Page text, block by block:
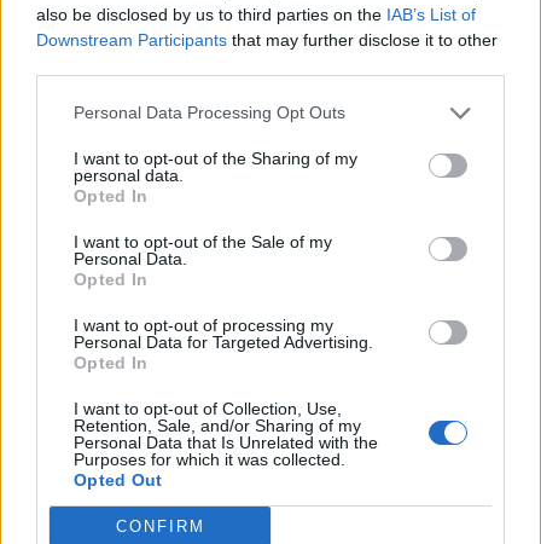
also be disclosed by us to third parties on the IAB’s List of
Downstream Participants that may further disclose it to other
Personal Data Processing Opt Outs
I want to opt-out of the Sharing of my
personal data.
Opted In
I want to opt-out of the Sale of my
Personal Data.
Opted In
I want to opt-out of processing my
Personal Data for Targeted Advertising.
Opted In
I want to opt-out of Collection, Use,
Retention, Sale, and/or Sharing of my
Personal Data that Is Unrelated with the
Purposes for which it was collected.
Opted Out
CONFIRM
17.3.2019, 21:00
Ohikulkijan kosketus pelasti
hengen – tosielämän
suojelusenkeli